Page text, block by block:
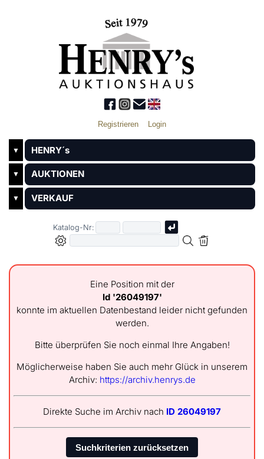
Registrieren Login
▼ HENRY´s
▼ AUKTIONEN
▼ VERKAUF
Katalog-Nr:
Eine Position mit der
Id '26049197'
konnte im aktuellen Datenbestand leider nicht gefunden
werden.
Bitte überprüfen Sie noch einmal Ihre Angaben!
Möglicherweise haben Sie auch mehr Glück in unserem
Archiv: https://archiv.henrys.de
Direkte Suche im Archiv nach ID 26049197